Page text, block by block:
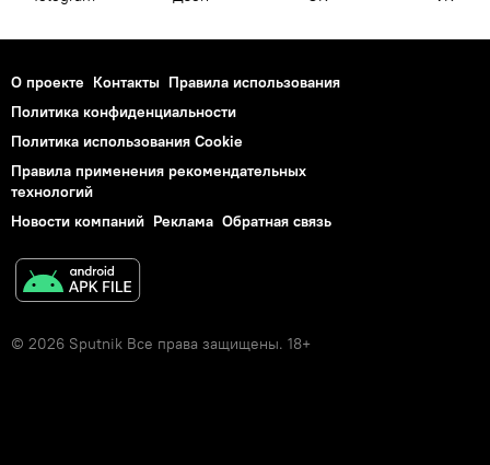
О проекте Контакты Правила использования
Политика конфиденциальности
Политика использования Cookie
Правила применения рекомендательных
технологий
Новости компаний Реклама Обратная связь
© 2026 Sputnik Все права защищены. 18+